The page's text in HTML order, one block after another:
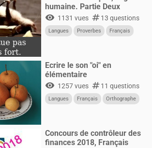
humaine. Partie Deux
visibility 1131 vues numbers13 questions
Langues Proverbes Français
Ecrire le son "oi" en
élémentaire
visibility 1257 vues numbers11 questions
Langues Français Orthographe
Concours de contrôleur des
finances 2018, Français